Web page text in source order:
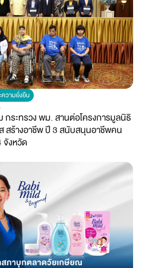
ความยั่งยืน
กระทรวง พม. สานต่อโครงการมูลนิธิ
สร้างอาชีพ ปี 3 สนับสนุนอาชีพคน
จังหวัด